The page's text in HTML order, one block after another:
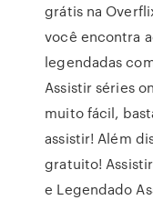
grátis na
você encontra
legendadas
Assistir séries
muito fácil,
assistir! Além
gratuito!
e Legendado